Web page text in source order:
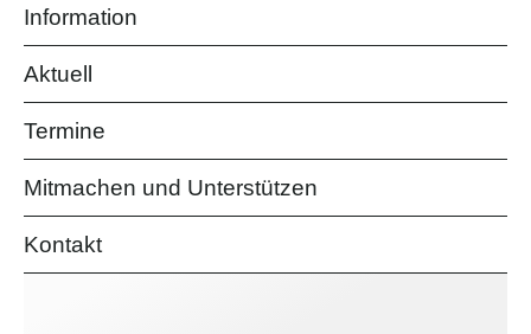
Information
Aktuell
Termine
Mitmachen und Unterstützen
Kontakt